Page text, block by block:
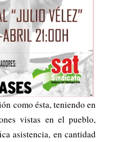
como ésta, teniendo en
vistas en el pueblo,
asistencia, en cantidad